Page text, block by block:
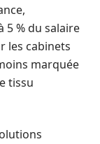
5 % du salaire
les cabinets
marquée
tissu